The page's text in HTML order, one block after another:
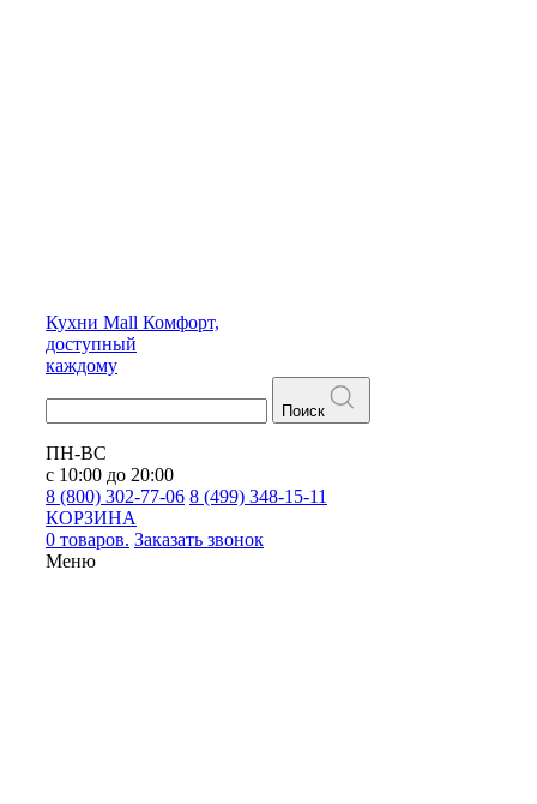
Кухни Mall Комфорт,
доступный
каждому
Поиск
ПН-ВС
с 10:00 до 20:00
8 (800) 302-77-06 8 (499) 348-15-11
КОРЗИНА
0 товаров. Заказать звонок
Меню